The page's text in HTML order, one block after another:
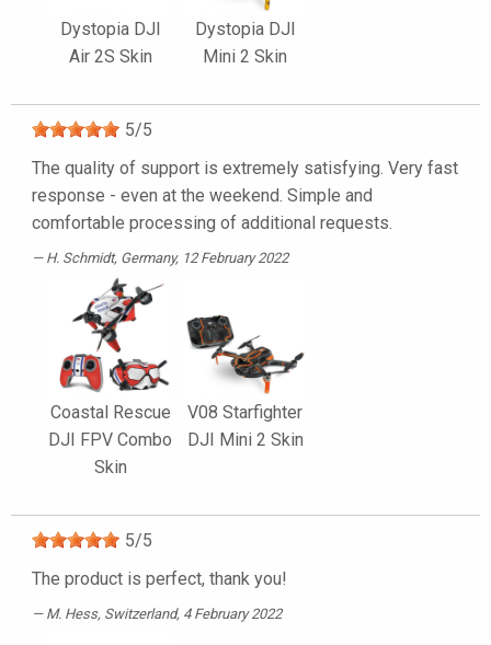
Dystopia DJI
Air 2S Skin
Dystopia DJI
Mini 2 Skin
5/5
The quality of support is extremely satisfying. Very fast
response - even at the weekend. Simple and
comfortable processing of additional requests.
H. Schmidt, Germany, 12 February 2022
Coastal Rescue
DJI FPV Combo
Skin
V08 Starfighter
DJI Mini 2 Skin
5/5
The product is perfect, thank you!
M. Hess, Switzerland, 4 February 2022